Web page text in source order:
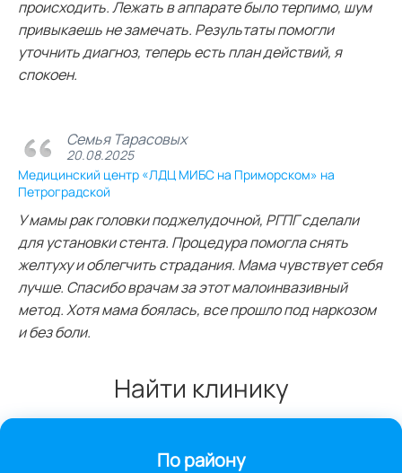
происходить. Лежать в аппарате было терпимо, шум
привыкаешь не замечать. Результаты помогли
уточнить диагноз, теперь есть план действий, я
спокоен.
Семья Тарасовых
20.08.2025
Медицинский центр «ЛДЦ МИБС на Приморском» на
Петроградской
У мамы рак головки поджелудочной, РГПГ сделали
для установки стента. Процедура помогла снять
желтуху и облегчить страдания. Мама чувствует себя
лучше. Спасибо врачам за этот малоинвазивный
метод. Хотя мама боялась, все прошло под наркозом
и без боли.
Найти клинику
По району